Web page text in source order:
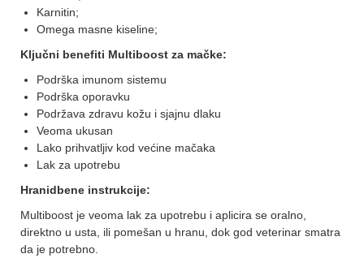
Karnitin;
Omega masne kiseline;
Ključni benefiti Multiboost za mačke:
Podrška imunom sistemu
Podrška oporavku
Podržava zdravu kožu i sjajnu dlaku
Veoma ukusan
Lako prihvatljiv kod većine mačaka
Lak za upotrebu
Hranidbene instrukcije:
Multiboost je veoma lak za upotrebu i aplicira se oralno,
direktno u usta, ili pomešan u hranu, dok god veterinar smatra
da je potrebno.